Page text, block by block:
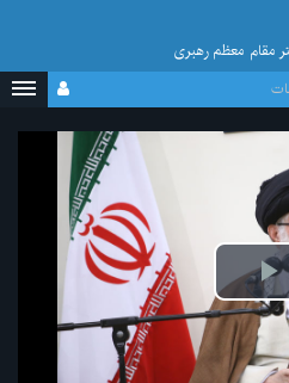
مقام معظم رهبری